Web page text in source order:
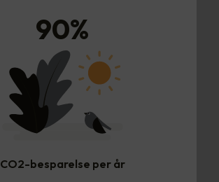
90%
CO2-besparelse per år